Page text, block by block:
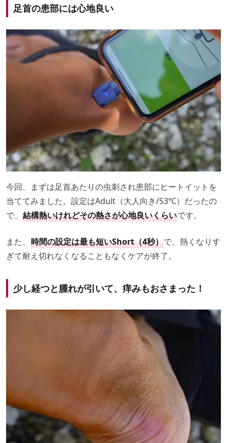
足首の患部には心地良い
今回、まずは足首あたりの虫刺され患部にヒートイットを
当ててみました。設定はAdult（大人向き/53℃）だったの
で、 結構熱いけれどその熱さが心地良いくらいです。
また、 時間の設定は最も短いShort（4秒）で、熱くなりす
ぎて耐え切れなくなることもなくケアが終了。
少し経つと腫れが引いて、痒みもおさまった！